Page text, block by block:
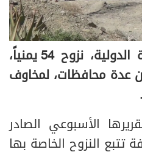
أعلنت منظمة الهجرة الدولية، نزوح 54 يمنياً،
عدة محافظات، لمخاوف
الأسبوعي الصادر
تتبع النزوح الخاصة بها